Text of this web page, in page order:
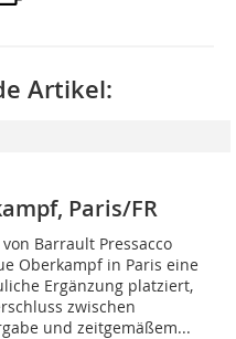
Artikel:
Paris/FR
Barrault Pressacco
Oberkampf in Paris eine
Ergänzung platziert,
zwischen
und zeitgemäßem...